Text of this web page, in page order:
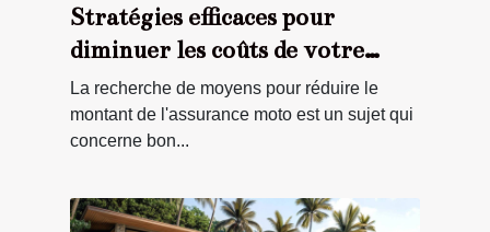
Stratégies efficaces pour
diminuer les coûts de votre
assurance moto
La recherche de moyens pour réduire le
montant de l'assurance moto est un sujet qui
concerne bon...